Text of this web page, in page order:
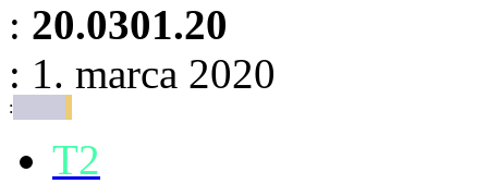
: 20.0301.20
: 1. marca 2020
:
T2